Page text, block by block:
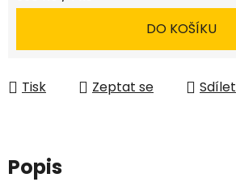
DO KOŠÍKU
Tisk Zeptat se Sdílet
Popis